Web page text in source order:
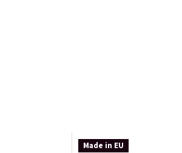
Made in EU